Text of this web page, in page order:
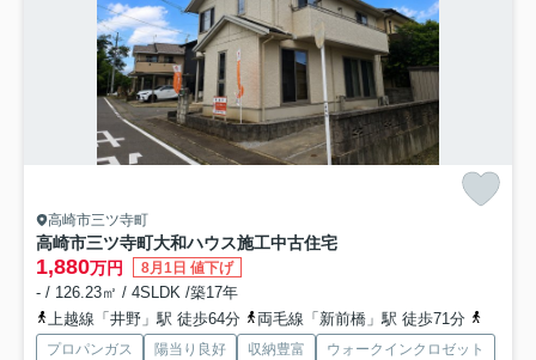
高崎市三ツ寺町
高崎市三ツ寺町大和ハウス施工中古住宅
1,880万円 8月1日 値下げ
- / 126.23㎡ / 4SLDK /築17年
上越線「井野」駅 徒歩64分
両毛線「新前橋」駅 徒歩71分
プロパンガス 陽当り良好 収納豊富
ウォークインクロゼット